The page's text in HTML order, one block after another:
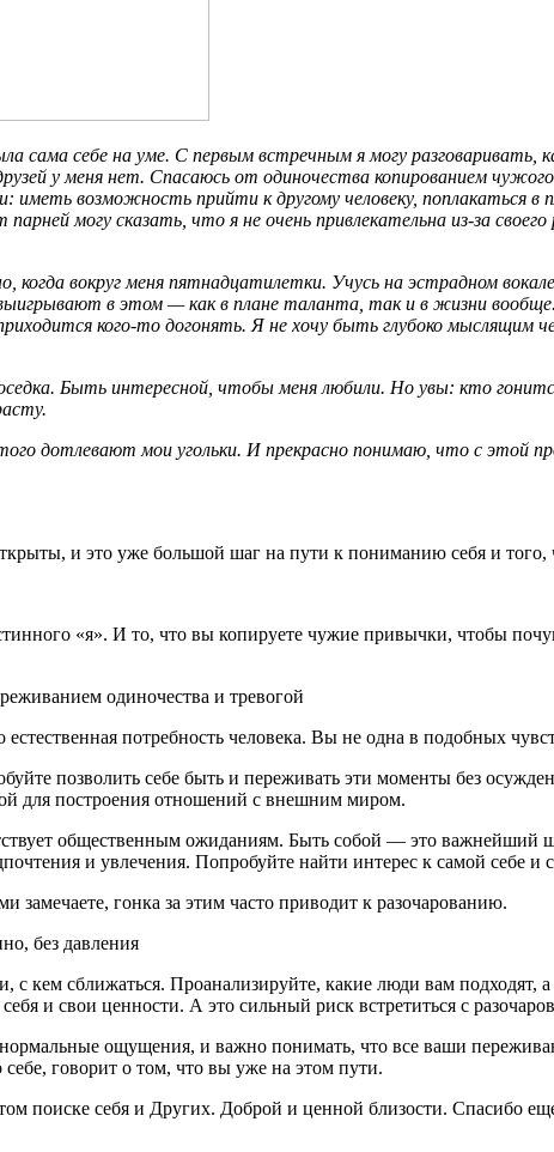
сама себе на уме. С первым встречным я могу
у меня нет. Спасаюсь от одиночества копированием
иметь возможность прийти к другому человеку, поплакаться
могу сказать, что я не очень привлекательна из-за
когда вокруг меня пятнадцатилетки. Учусь на эстрадном
выигрывают в этом — как в плане таланта, так и в жизни
кого-то догонять. Я не хочу быть глубоко мыслящим
Быть интересной, чтобы меня любили. Но увы: кто
дотлевают мои угольки. И прекрасно понимаю, что с этой
и это уже большой шаг на пути к пониманию себя и того,
«я». И то, что вы копируете чужие привычки, чтобы
одиночества и тревогой
потребность человека. Вы не одна в подобных
позволить себе быть и переживать эти моменты без
для построения отношений с внешним миром.
общественным ожиданиям. Быть собой — это
и увлечения. Попробуйте найти интерес к самой себе и
гонка за этим часто приводит к разочарованию.
без давления
кем сближаться. Проанализируйте, какие люди вам подходят,
и свои ценности. А это сильный риск встретиться с
ощущения, и важно понимать, что все ваши
говорит о том, что вы уже на этом пути.
поиске себя и Других. Доброй и ценной близости. Спасибо